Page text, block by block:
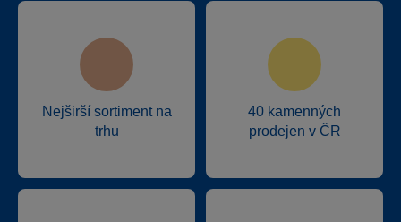
Nejširší sortiment na
trhu
40 kamenných
prodejen v ČR